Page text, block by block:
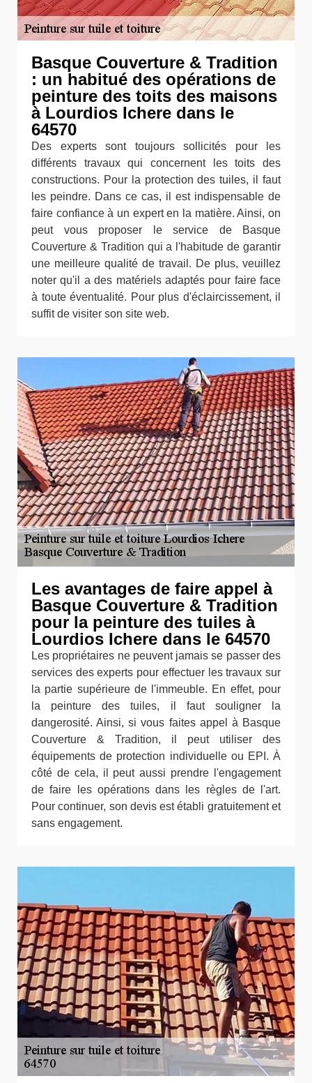
Basque Couverture & Tradition
: un habitué des opérations de
peinture des toits des maisons
à Lourdios Ichere dans le
64570
Des experts sont toujours sollicités pour les
différents travaux qui concernent les toits des
constructions. Pour la protection des tuiles, il faut
les peindre. Dans ce cas, il est indispensable de
faire confiance à un expert en la matière. Ainsi, on
peut vous proposer le service de Basque
Couverture & Tradition qui a l'habitude de garantir
une meilleure qualité de travail. De plus, veuillez
noter qu'il a des matériels adaptés pour faire face
à toute éventualité. Pour plus d'éclaircissement, il
suffit de visiter son site web.
Les avantages de faire appel à
Basque Couverture & Tradition
pour la peinture des tuiles à
Lourdios Ichere dans le 64570
Les propriétaires ne peuvent jamais se passer des
services des experts pour effectuer les travaux sur
la partie supérieure de l'immeuble. En effet, pour
la peinture des tuiles, il faut souligner la
dangerosité. Ainsi, si vous faites appel à Basque
Couverture & Tradition, il peut utiliser des
équipements de protection individuelle ou EPI. À
côté de cela, il peut aussi prendre l'engagement
de faire les opérations dans les règles de l'art.
Pour continuer, son devis est établi gratuitement et
sans engagement.